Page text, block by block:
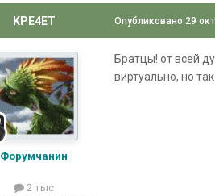
KPE4ET
Форумчанин
2 тыс
Опубликовано 29
Братцы! от всей
виртуально, но